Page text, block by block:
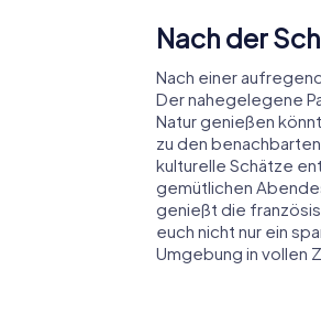
Nach der
Nach einer
Der nahegelegene
Natur genießen
zu den
kulturelle Schätze
gemütlichen
genießt die
euch nicht nur ein
Umgebung in vollen